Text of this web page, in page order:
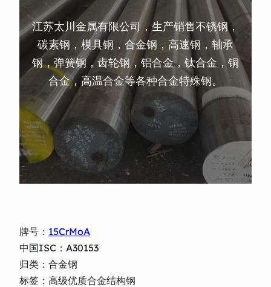
江苏太川金属有限公司，生产销售不锈钢，
碳素钢，模具钢，合金钢，高速钢，轴承
钢，弹簧钢，齿轮钢，铝合金，钛合金，铜
合金，高温合金等各种合金特殊钢。
牌号： 15CrMoA
中国ISC：A30153
归类：合金钢
标签：高级优质合金结构钢